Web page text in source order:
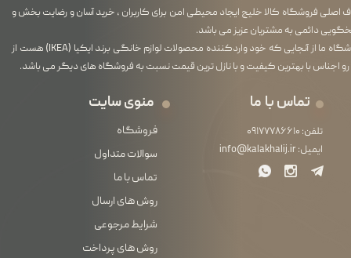
اصلی فروشگاه کالا خلیج ایجاد محیطی امن برای کاربران ، خرید آسان و رضایت بخش و
دائمی به مشتریان عزیز می باشد.
فروشگاه ما از آنجایی که خود واردکننده محصولات لوازم خانگی برند ایکیا (IKEA) هست از
رو اجناس با بهترین کیفیت و با نازل ترین قیمت نسبت به فروشگاه های دیگر می باشد.
منوی سایت
فروشگاه
سوالات متداول
تماس با ما
روش های ارسال
شرایط مرجوعی
روش های پرداخت
تماس با ما
تلفن: ۰۹۱۷۷۷۸۶۶۱۰
ایمیل:info@kalakhalij.ir